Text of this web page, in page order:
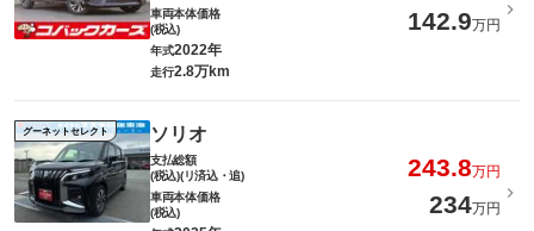
車両本体価格
(税込)
142.9万円
年式2022年
走行2.8万km
グーネットセレクト ソリオ
支払総額
(税込)(リ済込・追)
243.8万円
車両本体価格
(税込)
234万円